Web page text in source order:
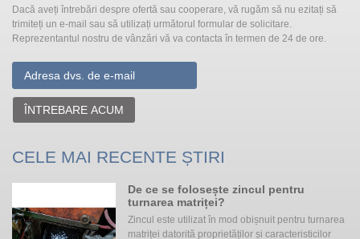
Dacă aveți întrebări despre ofertă sau cooperare, vă rugăm să nu ezitați să
trimiteți un e-mail sau să utilizați următorul formular de solicitare.
Reprezentantul nostru de vânzări vă va contacta în termen de 24 de ore.
ÎNTREBARE ACUM
CELE MAI RECENTE ȘTIRI
De ce se folosește zincul pentru
turnarea matriței?
Zincul este utilizat în mod obișnuit pentru turnarea
matriței datorită proprietăților și caracteristicilor